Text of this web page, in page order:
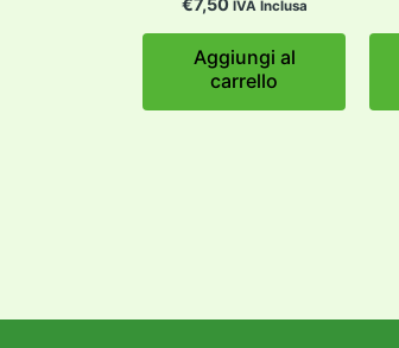
IVA Inclusa
Aggiungi al
carrello